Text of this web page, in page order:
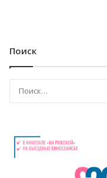
Поиск